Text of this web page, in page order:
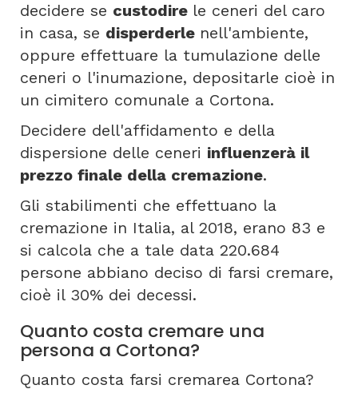
decidere se custodire le ceneri del caro
in casa, se disperderle nell'ambiente,
oppure effettuare la tumulazione delle
ceneri o l'inumazione, depositarle cioè in
un cimitero comunale a Cortona.
Decidere dell'affidamento e della
dispersione delle ceneri influenzerà il
prezzo finale della cremazione.
Gli stabilimenti che effettuano la
cremazione in Italia, al 2018, erano 83 e
si calcola che a tale data 220.684
persone abbiano deciso di farsi cremare,
cioè il 30% dei decessi.
Quanto costa cremare una
persona a Cortona?
Quanto costa farsi cremarea Cortona?